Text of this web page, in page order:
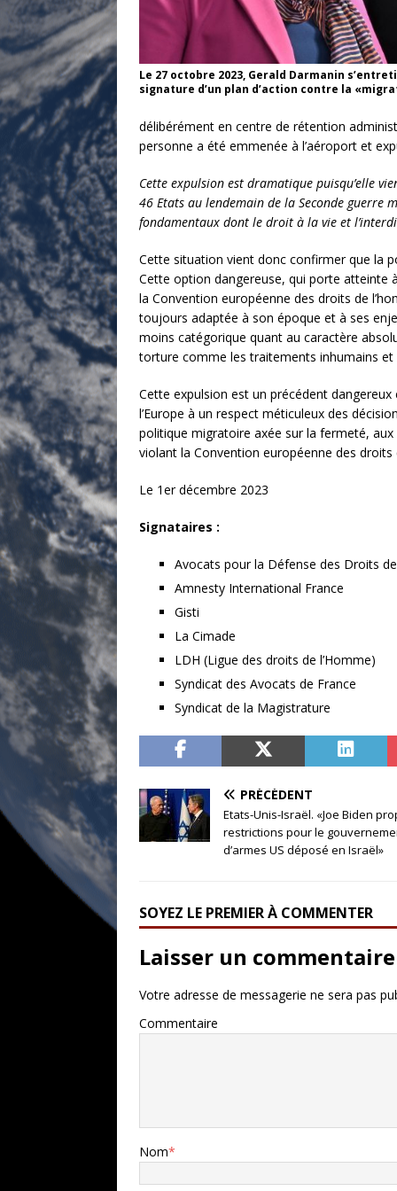
Le 27 octobre 2023, Gerald Darmanin
signature d’un plan d’action contre la
délibérément en centre de rétention
personne a été emmenée à l’aéroport et
Cette expulsion est dramatique puisqu’elle
46 Etats au lendemain de la Seconde guerre
fondamentaux dont le droit à la vie et
Cette situation vient donc confirmer que la
Cette option dangereuse, qui porte atteinte
la Convention européenne des droits de
toujours adaptée à son époque et à ses
moins catégorique quant au caractère
torture comme les traitements inhumains et
Cette expulsion est un précédent
l’Europe à un respect méticuleux des
politique migratoire axée sur la fermeté,
violant la Convention européenne des
Le 1er décembre 2023
Signataires :
Avocats pour la Défense des Droits
Amnesty International France
Gisti
La Cimade
LDH (Ligue des droits de l’Homme)
Syndicat des Avocats de France
Syndicat de la Magistrature
PRÉCÉDENT
Etats-Unis-Israël. «Joe Biden
restrictions pour le
d’armes US déposé en Israël»
SOYEZ LE PREMIER À COMMENTER
Laisser un commentaire
Votre adresse de messagerie ne sera pas
Commentaire
Nom*